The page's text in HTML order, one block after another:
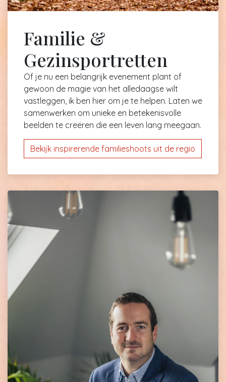
Familie &
Gezinsportretten
Of je nu een belangrijk evenement plant of
gewoon de magie van het alledaagse wilt
vastleggen, ik ben hier om je te helpen. Laten we
samenwerken om unieke en betekenisvolle
beelden te creëren die een leven lang meegaan.
Bekijk inspirerende familieshoots uit de regio